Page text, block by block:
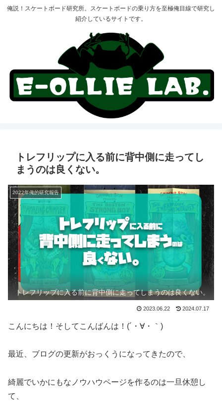
俺説！スケートボード研究所。スケートボードの乗り方を至極俺目線で研究し
紹介しているサイトです。
トレフリップに入る前に背中側に走ってし
まうのは良くない。
2022年俺的研究報告
トレフリップに入る前に背中側に走ってしまうのは良くない。
2023.06.22 2024.07.17
こんにちは！そしてこんばんは！(´・∀・｀)
最近、ブログの更新がおっくうになってきたので、
綺麗でいかにもなノウハウページを作るのは一旦休憩し
て、